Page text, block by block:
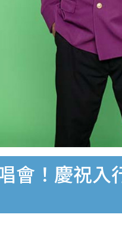
會！慶祝入